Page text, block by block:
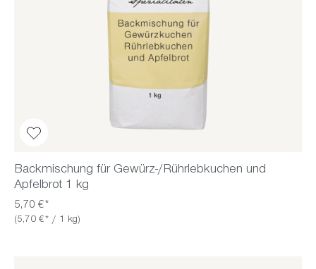
Backmischung für Gewürz-/Rührlebkuchen und
Apfelbrot 1 kg
5,70 €*
(5,70 €* / 1 kg)